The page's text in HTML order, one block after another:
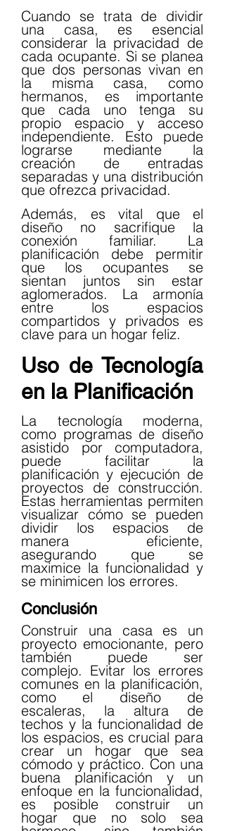
Cuando se trata de dividir
una casa, es esencial
considerar la privacidad de
cada ocupante. Si se planea
que dos personas vivan en
la misma casa, como
hermanos, es importante
que cada uno tenga su
propio espacio y acceso
independiente. Esto puede
lograrse mediante la
creación de entradas
separadas y una distribución
que ofrezca privacidad.
Además, es vital que el
diseño no sacrifique la
conexión familiar. La
planificación debe permitir
que los ocupantes se
sientan juntos sin estar
aglomerados. La armonía
entre los espacios
compartidos y privados es
clave para un hogar feliz.
Uso de Tecnología
en la Planificación
La tecnología moderna,
como programas de diseño
asistido por computadora,
puede facilitar la
planificación y ejecución de
proyectos de construcción.
Estas herramientas permiten
visualizar cómo se pueden
dividir los espacios de
manera eficiente,
asegurando que se
maximice la funcionalidad y
se minimicen los errores.
Conclusión
Construir una casa es un
proyecto emocionante, pero
también puede ser
complejo. Evitar los errores
comunes en la planificación,
como el diseño de
escaleras, la altura de
techos y la funcionalidad de
los espacios, es crucial para
crear un hogar que sea
cómodo y práctico. Con una
buena planificación y un
enfoque en la funcionalidad,
es posible construir un
hogar que no solo sea